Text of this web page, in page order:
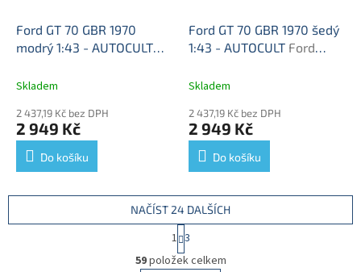
Ford GT 70 GBR 1970
modrý 1:43 - AUTOCULT
kovový model auta
Skladem
2 437,19 Kč bez DPH
2 949 Kč
Do košíku
Ford GT 70 GBR 1970 šedý
1:43 - AUTOCULT Ford
model auta
Skladem
2 437,19 Kč bez DPH
2 949 Kč
Do košíku
O
v
NAČÍST 24 DALŠÍCH
S
t
r
1 3
59položek celkem